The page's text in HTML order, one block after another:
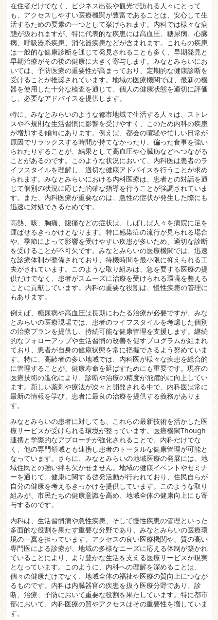
在住者だけでなく、ビジネス出張や観光で訪れる人々にとって
も、アクセスしやすい医療機関が豊富であることは、安心して生
活するための要素の一つとして挙げられます。内科では様々な病
態が扱われますが、特に代表的な疾患には高血圧、糖尿病、心臓
病、呼吸器系疾患、消化器疾患などが含まれます。これらの疾患
は一般的な健康診断を通じて発見されることも多く、早期発見と
早期治療がその後の健康に大きく寄与します。みなとみらいにお
いては、予防医療の重要性が高まっており、定期的な健康診断を
受けることが推奨されています。地域の医療機関では、最新の機
器を使用した十分な検査を通じて、個人の健康状態を適切に評価
し、必要なアドバイスを提供します。
特に、みなとみらいのような都市地域で生活する人々は、ストレ
スや不規則な生活習慣に影響を受けやすく、このため内科の疾患
が増加する傾向にあります。例えば、都会の喧騒や忙しい日常が
原因でリラックスする時間が持てなかったり、偏った食事を強い
られたりすることが、結果として高血圧や心臓病などへつながる
ことがあるのです。このような状況において、内科医は患者のラ
イフスタイルを理解し、適切な健康アドバイスを行うことが求め
られます。みなとみらいにおける内科医療は、患者との対話を通
じて個別の状況に応じた的確な指導を行うことが強調されていま
す。また、内科医療が重要なのは、急性の症状が発生した際にも
迅速に対処できるためです。
高熱、咳、胸痛、腹痛などの症状は、しばしば人々を病院に足を
運ばせるきっかけとなります。特に感染症の流行が見られる場合
や、季節によって影響を受けやすい疾患が多いため、適切な診断
を受けることが不可欠です。みなとみらいの医療機関では、迅速
な診療体制が整備されており、待機時間を最小限に抑えられる工
夫がされています。このような取り組みは、急を要する医療の提
供だけでなく、患者がスムーズに治療を受けられる環境を整える
ことに貢献しています。内科の重要な役割は、慢性疾患の管理に
もあります。
例えば、糖尿病や高血圧は長期にわたる治療が必要ですが、みな
とみらいの医療現場では、患者のライフスタイルを考慮した個別
の治療プランを提供し、持続可能な健康管理を支援します。継続
的なフォローアップや生活習慣の改善を促すプログラムが組まれ
ており、患者が自身の健康状態を常に把握できるよう努めていま
す。特に、高齢者の多い地域では、内科医が様々な疾患を総合的
に管理することが、健康寿命を延ばすためにも重要です。現在の
医療技術の進化により、診断や治療の精度が飛躍的に向上してい
ます。新しい薬剤や療法が次々と開発される中で、内科医は常に
最新の情報を学び、患者に最良の治療を提供する義務がありま
す。
みなとみらいの患者に対しても、これらの最新技術を活かした医
療サービスが受けられる環境が整っています。医療機関Though
連携と学際的なアプローチが強化されることで、内科だけでな
く、他の専門領域とも連携し患者のトータルな健康管理が可能と
なっています。さらに、みなとみらいの地域医療の発展には、地
域住民との強い絆も欠かせません。地域の健康イベントやセミナ
ーを通じて、健康に関する啓発活動が行われており、住民自らが
自分の健康を考えるきっかけを提供しています。このような取り
組みが、市民たちの健康意識を高め、地域全体の健康向上にも寄
与するのです。
内科は、生活習慣病や急性疾患、そして慢性疾患の管理といった
多面的な役割を果たす重要な分野であり、みなとみらいの医療環
境の一翼を担っています。アクセスの良い医療機関や、質の高い
専門医による診療が、地域の多様なニーズに応える体制が築かれ
ていることにより、より豊かな生活を支える医療サービスが現実
となっています。このように、内科への理解を深めることは、
個々の健康だけでなく、地域全体の福祉や医療の質向上につなが
るものです。内科は内臓器官の疾患を扱う医療分野であり、診
断、治療、予防において重要な役割を果たしています。特に都市
部において、内科医療の質やアクセスはその重要性を増していま
す。